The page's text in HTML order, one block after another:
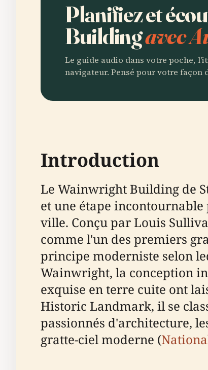
Planifiez et
Buildingavec
Le guide audio dans votre poche,
navigateur. Pensé pour votre façon
Introduction
Le Wainwright Building de
et une étape
ville. Conçu par Louis
comme l'un des premiers
principe moderniste selon
Wainwright, la conception
exquise en terre cuite ont
Historic Landmark, il se
passionnés d'architecture,
gratte-ciel moderne (